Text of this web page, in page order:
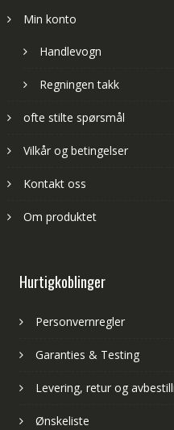
Min konto
Handlevogn
Regningen takk
ofte stilte spørsmål
Vilkår og betingelser
Kontakt oss
Om produktet
Hurtigkoblinger
Personvernregler
Garanties & Testing
Levering, retur og
Ønskeliste